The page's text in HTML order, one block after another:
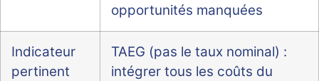
opportunités manquées
Indicateur
pertinent
TAEG (pas le taux nominal) :
intégrer tous les coûts du